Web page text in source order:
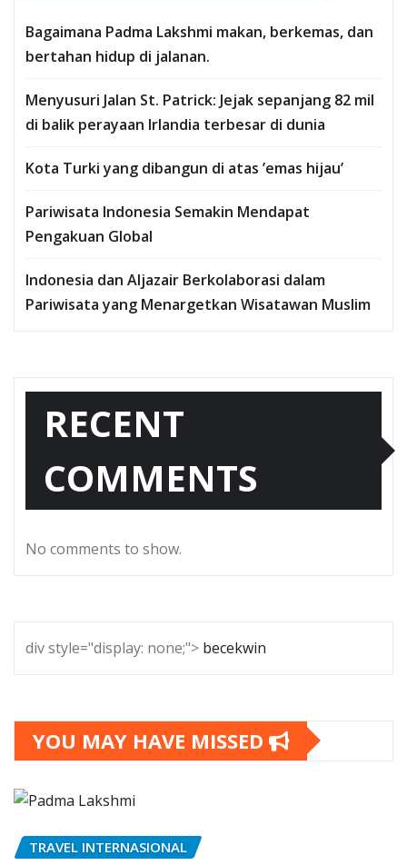
Bagaimana Padma Lakshmi makan, berkemas, dan
bertahan hidup di jalanan.
Menyusuri Jalan St. Patrick: Jejak sepanjang 82 mil
di balik perayaan Irlandia terbesar di dunia
Kota Turki yang dibangun di atas ’emas hijau’
Pariwisata Indonesia Semakin Mendapat
Pengakuan Global
Indonesia dan Aljazair Berkolaborasi dalam
Pariwisata yang Menargetkan Wisatawan Muslim
RECENT
COMMENTS
No comments to show.
div style="display: none;"> becekwin
YOU MAY HAVE MISSED
TRAVEL INTERNASIONAL